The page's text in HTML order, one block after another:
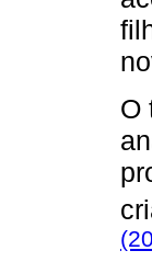
O